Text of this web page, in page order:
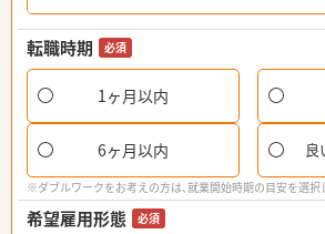
転職時期 必須
1ヶ月以内
6ヶ月以内 良
※ダブルワークをお考えの方は、就業開始時期の目安を選択
希望雇用形態 必須